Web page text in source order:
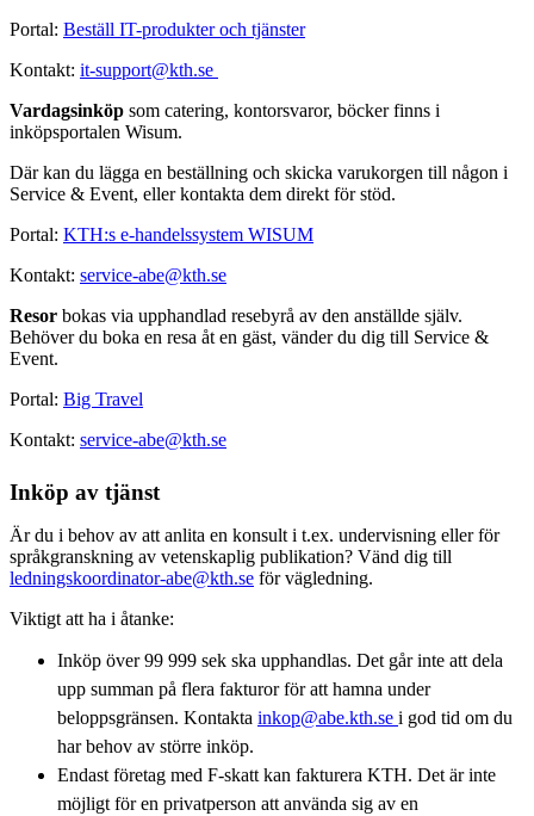
Portal: Beställ IT-produkter och tjänster
Kontakt: it-support@kth.se
Vardagsinköp som catering, kontorsvaror, böcker finns i
inköpsportalen Wisum.
Där kan du lägga en beställning och skicka varukorgen till någon i
Service & Event, eller kontakta dem direkt för stöd.
Portal: KTH:s e-handelssystem WISUM
Kontakt: service-abe@kth.se
Resor bokas via upphandlad resebyrå av den anställde själv.
Behöver du boka en resa åt en gäst, vänder du dig till Service &
Event.
Portal: Big Travel
Kontakt: service-abe@kth.se
Inköp av tjänst
Är du i behov av att anlita en konsult i t.ex. undervisning eller för
språkgranskning av vetenskaplig publikation? Vänd dig till
ledningskoordinator-abe@kth.se för vägledning.
Viktigt att ha i åtanke:
Inköp över 99 999 sek ska upphandlas. Det går inte att dela
upp summan på flera fakturor för att hamna under
beloppsgränsen. Kontakta inkop@abe.kth.se i god tid om du
har behov av större inköp.
Endast företag med F-skatt kan fakturera KTH. Det är inte
möjligt för en privatperson att använda sig av en